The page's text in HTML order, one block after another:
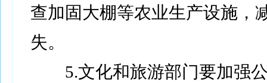
查加固大棚等农业生产设施，
失。
5.文化和旅游部门要加强公